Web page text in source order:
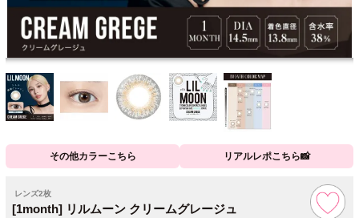
その他カラーこちら リアルレポこちら📸
レンズ2枚
[1month] リルムーン クリームグレージュ